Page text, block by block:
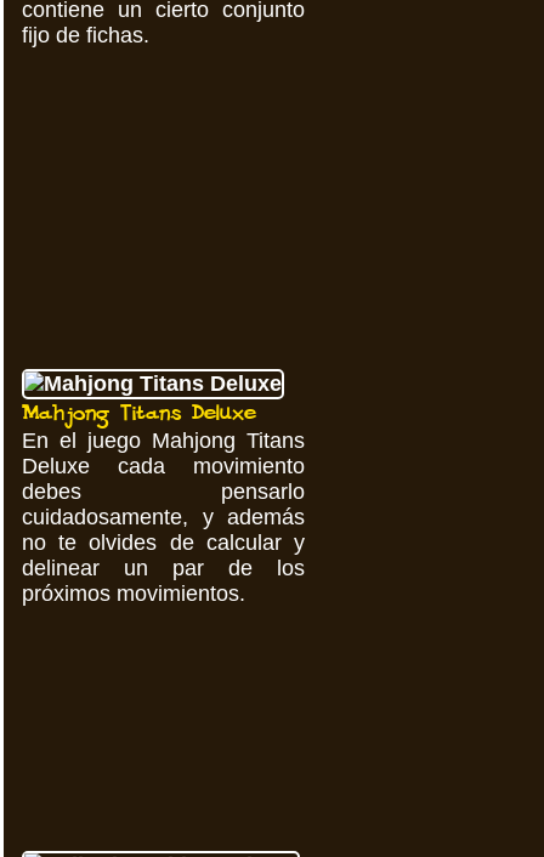
contiene un cierto conjunto
fijo de fichas.
Mahjong Titans Deluxe
En el juego Mahjong Titans
Deluxe cada movimiento
debes pensarlo
cuidadosamente, y además
no te olvides de calcular y
delinear un par de los
próximos movimientos.